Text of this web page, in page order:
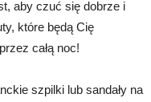
aby czuć się dobrze i
które będą Cię
całą noc!
szpilki lub sandały na